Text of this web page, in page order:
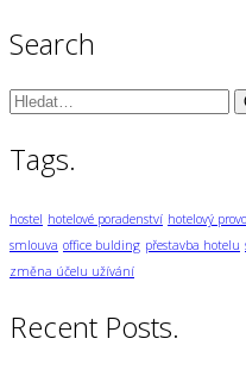
Search
Vyhledávání:
Tags.
hostel hotelové poradenství hotelový
smlouva office bulding přestavba hotelu
změna účelu užívání
Recent Posts.